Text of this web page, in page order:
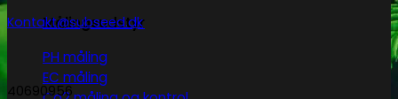
Målingsudstyr
PH måling
EC måling
Kontakt@subseed.dk
40690956